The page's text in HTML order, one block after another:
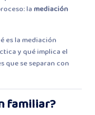
la mediación
es la mediación
y qué implica el
que se separan con
familiar?